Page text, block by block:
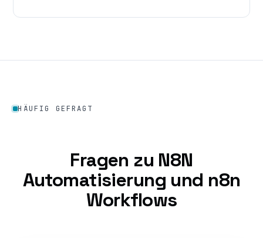
HÄUFIG GEFRAGT
Fragen zu N8N
Automatisierung und n8n
Workflows